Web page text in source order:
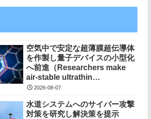
空気中で安定な超薄膜超伝導体
を作製し量子デバイスの小型化
へ前進（Researchers make
air-stable ultrathin
superconductors more
devices）
2026-08-07
水道システムへのサイバー攻撃
対策を研究し解決策を提示